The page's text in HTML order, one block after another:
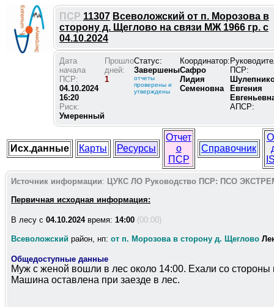
ПСР 11307 Всеволожский от п. Морозова в
сторону д. Щеглово на связи МЖ 1966 гр. с
04.10.2024
Дата
начала
ПСР:
04.10.2024
16:20
Риск:
Умеренный
Прошло
дней:
1
Статус:
Завершены
отчеты
проверены и
утверждены
Координатор:
Сафро
Лидия
Семеновна
ПСР:
Евгения
АПСР:
Исх.данные Карты Ресурсы
Отчет
о
ПСР
Справочник
Источник информации: ЦУКС ЛО Руководство ПСР: ПСО
Первичная исходная информация:
В лесу c 04.10.2024время: 14:00 (00:00)
Всеволожский район, нп: от п. Морозова в сторону д. Щеглово
Общедоступные данные
Муж с женой вошли в лес около 14:00. Ехали со
Машина оставлена при заезде в лес.